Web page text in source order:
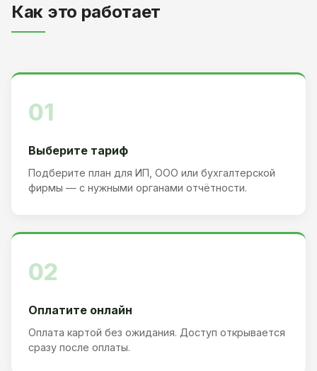
Как это работает
01
Выберите тариф
Подберите план для ИП, ООО или бухгалтерской
фирмы — с нужными органами отчётности.
02
Оплатите онлайн
Оплата картой без ожидания. Доступ открывается
сразу после оплаты.